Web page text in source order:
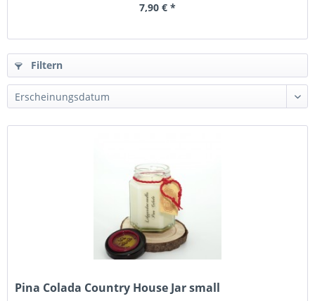
7,90 € *
Filtern
Pina Colada Country House Jar small